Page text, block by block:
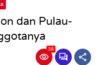
dan Pulau-
38